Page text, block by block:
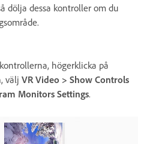
dölja dessa kontroller om du
högerklicka på
välj VR Video > Show Controls
Monitors Settings.